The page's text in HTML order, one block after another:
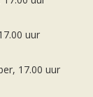
uur
17.00 uur